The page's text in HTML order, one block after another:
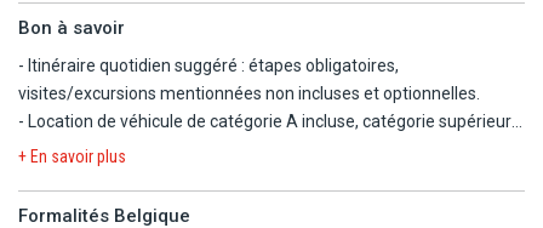
Bon à savoir
- Itinéraire quotidien suggéré : étapes obligatoires,
visites/excursions mentionnées non incluses et optionnelles.
- Location de véhicule de catégorie A incluse, catégorie supérieure
avec supplément.
- Ordre des étapes pouvant être modifié mais nombre de nuitées
+ En savoir plus
Formalités Belgique